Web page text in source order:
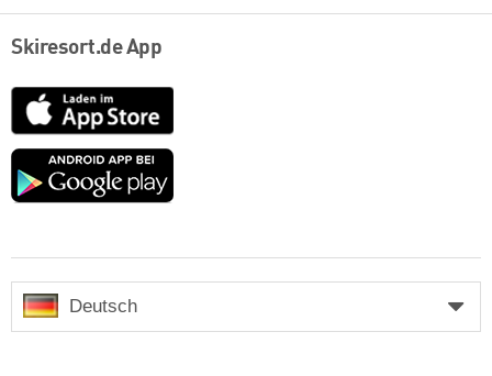
Skiresort.de App
App
Store
Google
Deutsch